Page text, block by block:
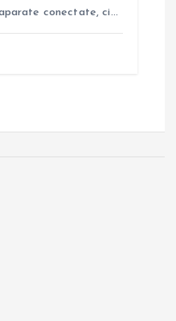
conectate, ci…